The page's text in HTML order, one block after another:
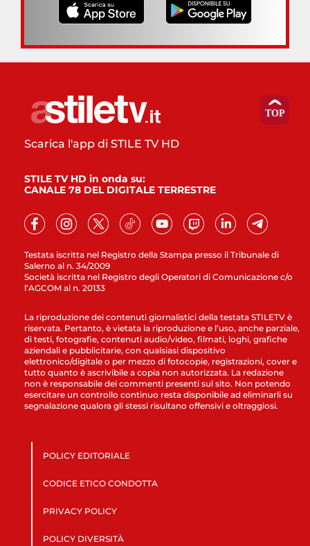
Testata iscritta nel Registro della Stampa presso il Tribunale di
Salerno al n. 34/2009
Società iscritta nel Registro degli Operatori di Comunicazione c/o
l’AGCOM al n. 20133
Scarica l'app di STILE TV HD
STILE TV HD in onda su:
CANALE 78 DEL DIGITALE TERRESTRE
La riproduzione dei contenuti giornalistici della testata STILETV è
riservata. Pertanto, è vietata la riproduzione e l’uso, anche parziale,
di testi, fotografie, contenuti audio/video, filmati, loghi, grafiche
aziendali e pubblicitarie, con qualsiasi dispositivo
elettronico/digitale o per mezzo di fotocopie, registrazioni, cover e
tutto quanto è ascrivibile a copia non autorizzata. La redazione
non è responsabile dei commenti presenti sul sito. Non potendo
esercitare un controllo continuo resta disponibile ad eliminarli su
segnalazione qualora gli stessi risultano offensivi e oltraggiosi.
POLICY EDITORIALE
CODICE ETICO CONDOTTA
PRIVACY POLICY
POLICY DIVERSITÀ